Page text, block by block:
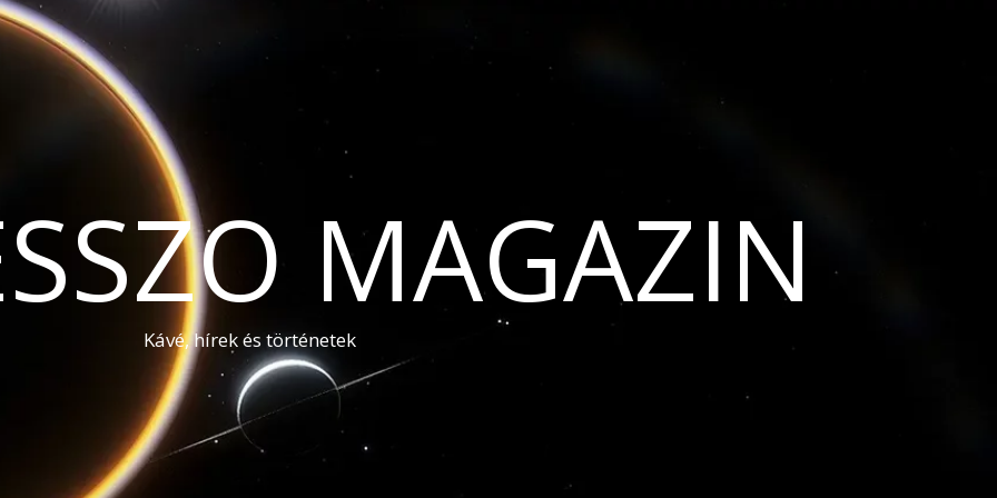
MAGAZIN
Kávé, hírek és történetek